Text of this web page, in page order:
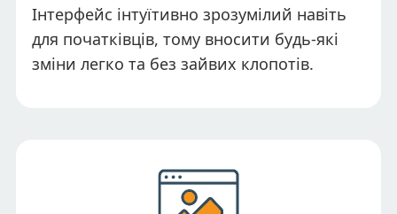
Інтерфейс інтуїтивно зрозумілий навіть
для початківців, тому вносити будь-які
зміни легко та без зайвих клопотів.